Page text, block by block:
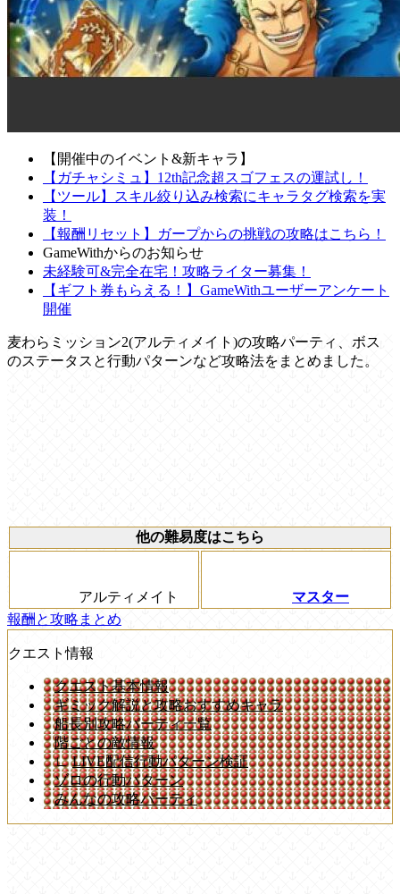
【開催中のイベント&新キャラ】
【ガチャシミュ】12th記念超スゴフェスの運試し！
【ツール】スキル絞り込み検索にキャラタグ検索を実
装！
【報酬リセット】ガープからの挑戦の攻略はこちら！
GameWithからのお知らせ
未経験可&完全在宅！攻略ライター募集！
【ギフト券もらえる！】GameWithユーザーアンケート
開催
麦わらミッション2(アルティメイト)の攻略パーティ、ボス
のステータスと行動パターンなど攻略法をまとめました。
他の難易度はこちら
アルティメイト
マスター
報酬と攻略まとめ
クエスト情報
クエスト基本情報
ギミック解説と攻略おすすめキャラ
船長別攻略パーティ一覧
階ごとの敵情報
∟LIVE配信行動パターン検証
ゾロの行動パターン
みんなの攻略パーティ